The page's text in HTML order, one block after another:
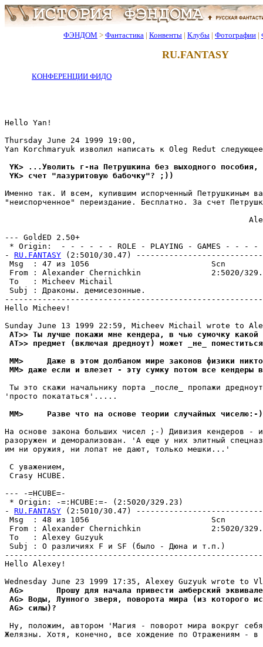
ФЭНДОМ > Фантастика | Конвенты | Клубы | Фотографии |
RU.FANTASY
КОНФЕРЕНЦИИ ФИДО
Hello Yan!
Thursday June 24 1999 19:00,
Yan Korchmaryuk изволил написать к Oleg Redut
YK> ...Уволить г-на Петрушкина без выходного пособия,
YK> счет "лазуритовую бабочку"? ;))
Именно так. И всем, купившим испорченный Петрушкиным
"неиспорченное" переиздание. Бесплатно. За счет
--- GoldED 2.50+
* Origin:  - - - - - - ROLE - PLAYING - GAMES - - -
- RU.FANTASY (2:5010/30.47)
Msg  : 47 из 1056
From : Alexander Chernichkin               2:5020/
To   : Micheev Michail
Subj : Драконы.
Hello Micheev!
AT>> Ты лучше покажи мне кендера, в чью сумочку
AT>> предмет (включая дредноут) может _не_
MM>     Даже в этом долбаном мире законов физики
MM> даже если и влезет - эту сумку потом все кендеры
Ты это скажи начальнику порта _после_ пропажи
'пpосто покататься'.....
MM>     Разве что на основе теории случайных
На основе закона больших чисел ;-) Дивизия кендеров - и
разоружен и демоpализован. 'А еще у них элитный
им ни оpужия, ни лопат не дают, только мешки...'
С уважением,
Crasy HCUBE.
--- -=HCUBE=-
* Origin: -=:HCUBE:=- (2:5020/329.23)
- RU.FANTASY (2:5010/30.47)
Msg  : 48 из 1056
From : Alexander Chernichkin               2:5020/
To   : Alexey Guzyuk
Subj : О различиях F и SF
Hello Alexey!
AG>       Прошу для начала привести амберский
AG> Воды, Лунного звеpя, поворота мира (из которого
AG> силы)?
Ну, положим, автором 'Магия - поворот мира вокруг
Желязны. Хотя, конечно, все хождение по Отpажениям -